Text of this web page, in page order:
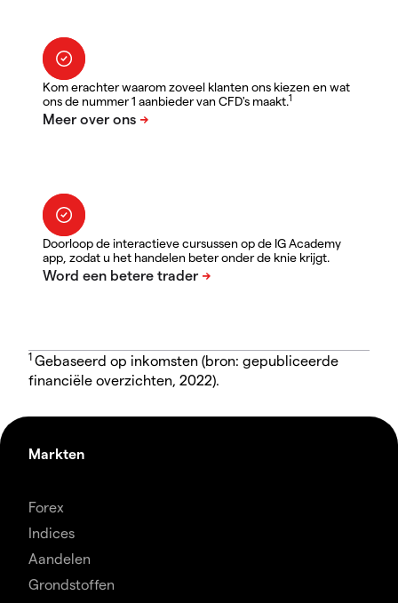
Kom erachter waarom zoveel klanten ons kiezen en wat
ons de nummer 1 aanbieder van CFD's maakt.1
Doorloop de interactieve cursussen op de IG Academy
app, zodat u het handelen beter onder de knie krijgt.
1 Gebaseerd op inkomsten (bron: gepubliceerde
financiële overzichten, 2022).
Markten
Forex
Indices
Aandelen
Grondstoffen